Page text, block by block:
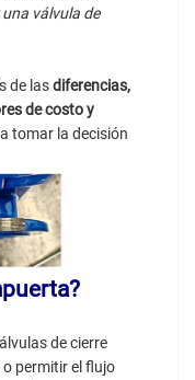
una válvula de
de lasdiferencias,
de costo y
tomar la decisión
de cierre
permitir el flujo